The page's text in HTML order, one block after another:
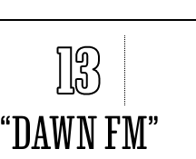
13
“DAWN FM”